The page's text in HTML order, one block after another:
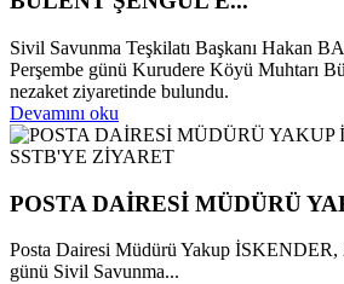
Sivil Savunma Teşkilatı Başkanı Hakan
Perşembe günü Kurudere Köyü Muhtarı
nezaket ziyaretinde bulundu.
Devamını oku
POSTA DAİRESİ MÜDÜRÜ
Posta Dairesi Müdürü Yakup İSKENDER,
günü Sivil Savunma...